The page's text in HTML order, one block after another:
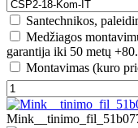
Santechnikos,
Medžiagos
garantija iki 50 metų
Montavimas (kuro